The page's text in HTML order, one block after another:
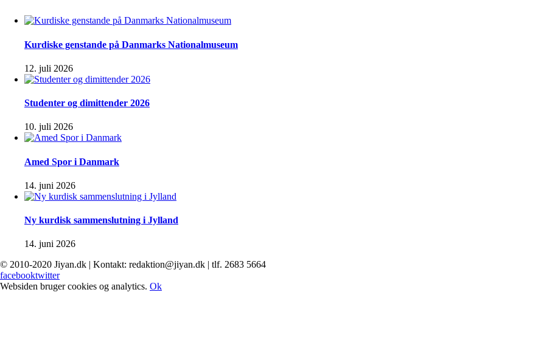
Kurdiske genstande på Danmarks Nationalmuseum
12. juli 2026
Studenter og dimittender 2026
10. juli 2026
Amed Spor i Danmark
14. juni 2026
Ny kurdisk sammenslutning i Jylland
14. juni 2026
© 2010-2020 Jiyan.dk | Kontakt: redaktion@jiyan.dk | tlf. 2683 5664
facebooktwitter
Websiden bruger cookies og analytics. Ok